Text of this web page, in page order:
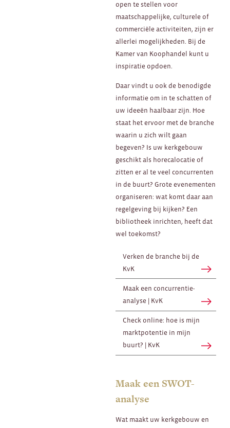
open te stellen voor
maatschappelijke, culturele of
commerciële activiteiten, zijn er
allerlei mogelijkheden. Bij de
Kamer van Koophandel kunt u
inspiratie opdoen.
Daar vindt u ook de benodigde
informatie om in te schatten of
uw ideeën haalbaar zijn. Hoe
staat het ervoor met de branche
waarin u zich wilt gaan
begeven? Is uw kerkgebouw
geschikt als horecalocatie of
zitten er al te veel concurrenten
in de buurt? Grote evenementen
organiseren: wat komt daar aan
regelgeving bij kijken? Een
bibliotheek inrichten, heeft dat
wel toekomst?
Verken de branche bij de
KvK
Maak een concurrentie-
analyse | KvK
Check online: hoe is mijn
marktpotentie in mijn
buurt? | KvK
Maak een SWOT-
analyse
Wat maakt uw kerkgebouw en